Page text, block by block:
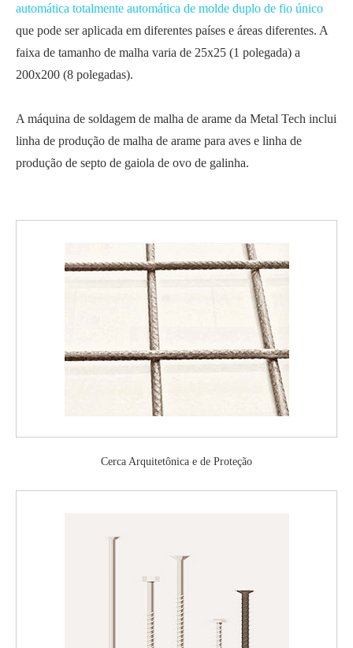
automática totalmente automática de molde duplo de fio único
que pode ser aplicada em diferentes países e áreas diferentes. A
faixa de tamanho de malha varia de 25x25 (1 polegada) a
200x200 (8 polegadas).
A máquina de soldagem de malha de arame da Metal Tech inclui
linha de produção de malha de arame para aves e linha de
produção de septo de gaiola de ovo de galinha.
Cerca Arquitetônica e de Proteção